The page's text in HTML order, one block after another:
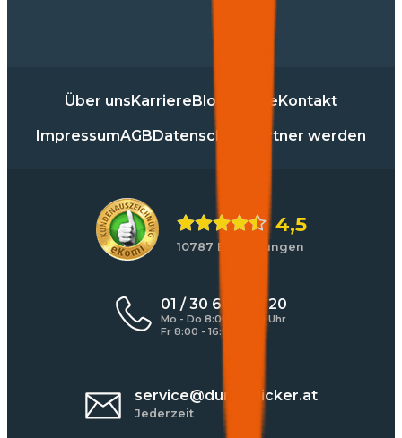
Über unsKarriereBlog PresseKontakt
ImpressumAGBDatenschutz Partner werden
4,5
10787 Bewertungen
01 / 30 60 900 20
Mo - Do 8:00 - 17:00 Uhr
Fr 8:00 - 16:00 Uhr
service@durchblicker.at
Jederzeit